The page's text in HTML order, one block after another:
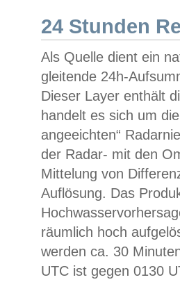
24 Stunden
Als Quelle dient ein
gleitende 24h-
Dieser Layer enthält
handelt es sich um
angeeichten“
der Radar- mit den
Mittelung von
Auflösung. Das
räumlich hoch
werden ca. 30
UTC ist gegen 0130